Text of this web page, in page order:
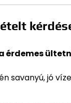
érdemes
savanyú, jó